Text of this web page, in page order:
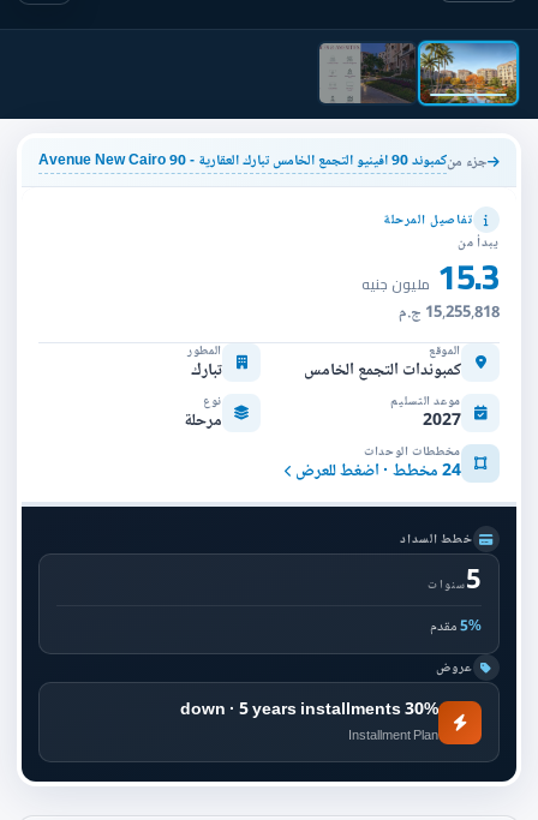
جزء منكمبوند 90 افينيو التجمع الخامس تبارك العقارية - 90 Avenue New Cairo
تفاصيل المرحلة
يبدأ من
15.3 مليون جنيه
15,255,818 ج.م
الموقع
كمبوندات التجمع الخامس
المطور
تبارك
موعد التسليم
2027
نوع
مرحلة
مخططات الوحدات
24 مخطط · اضغط للعرض
خطط السداد
5سنوات
5%مقدم
عروض
30% down · 5 years installments
Installment Plan